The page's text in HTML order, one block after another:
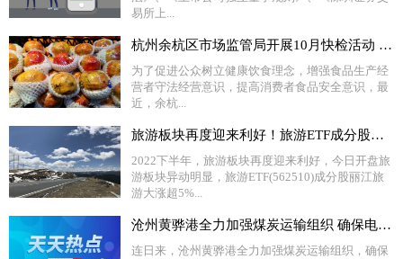
易所上...
杭州余杭区市场监管局开展10月快检活动 提高消费者食品安全意识
为了促进公众树立健康饮食理念，增强食品生产经
营者守法经营意识，提高消费者食品安全意识，最
近，余杭...
旅游板块再度迎来利好！旅游ETF成分股丽江旅游大涨超5%
2022下半年，旅游板块再度迎来利好，今日开盘旅
游板块异动明显，旅游ETF(562510)成分股丽江旅
游大涨超5%...
沧州黄骅港全力加强煤炭运输组织 确保电煤稳定供应
连日来，沧州黄骅港全力加强煤炭运输组织，确保